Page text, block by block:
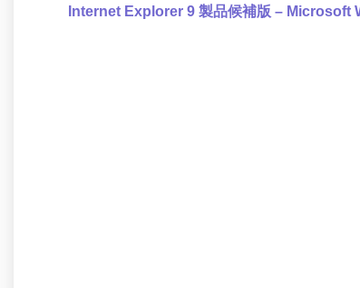
Internet Explorer 9 製品候補版 – Microsoft